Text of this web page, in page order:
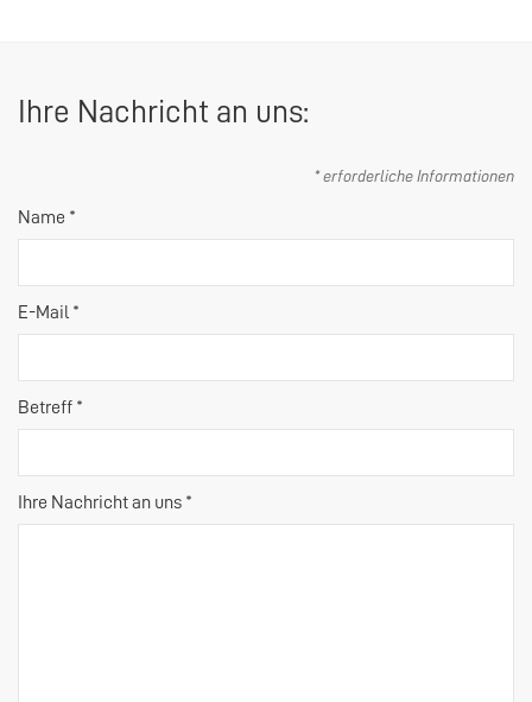
Ihre Nachricht an uns:
* erforderliche Informationen
Name *
E-Mail *
Betreff *
Ihre Nachricht an uns *